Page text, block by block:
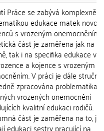
Práce se zabývá komplexně
edukace matek
s vrozeným onemocněním.
část je zaměřena jak na
tak i na specifika edukace v
a kojence s vrozeným
V práci je dále
zpracována problematika
vrozených onemocnění
kvalitní edukaci rodičů.
část je zaměřena na to, jak
edukaci sestry pracující na